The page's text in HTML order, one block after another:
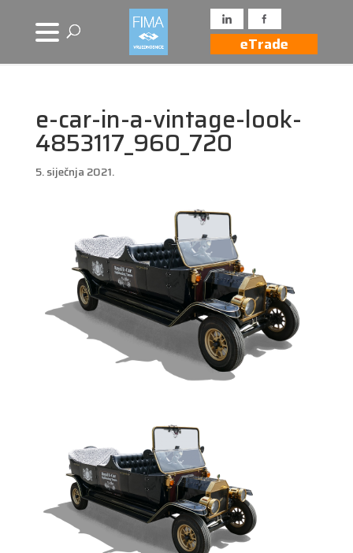
eTrade
e-car-in-a-vintage-look-
4853117_960_720
5. siječnja 2021.